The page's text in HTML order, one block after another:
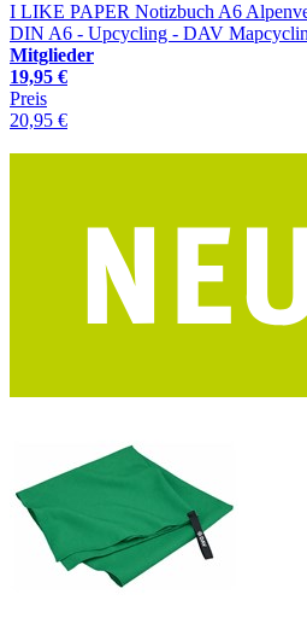
I LIKE PAPER Notizbuch A6
DIN A6 - Upcycling - DAV
Mitglieder
19,95 €
Preis
20,95 €